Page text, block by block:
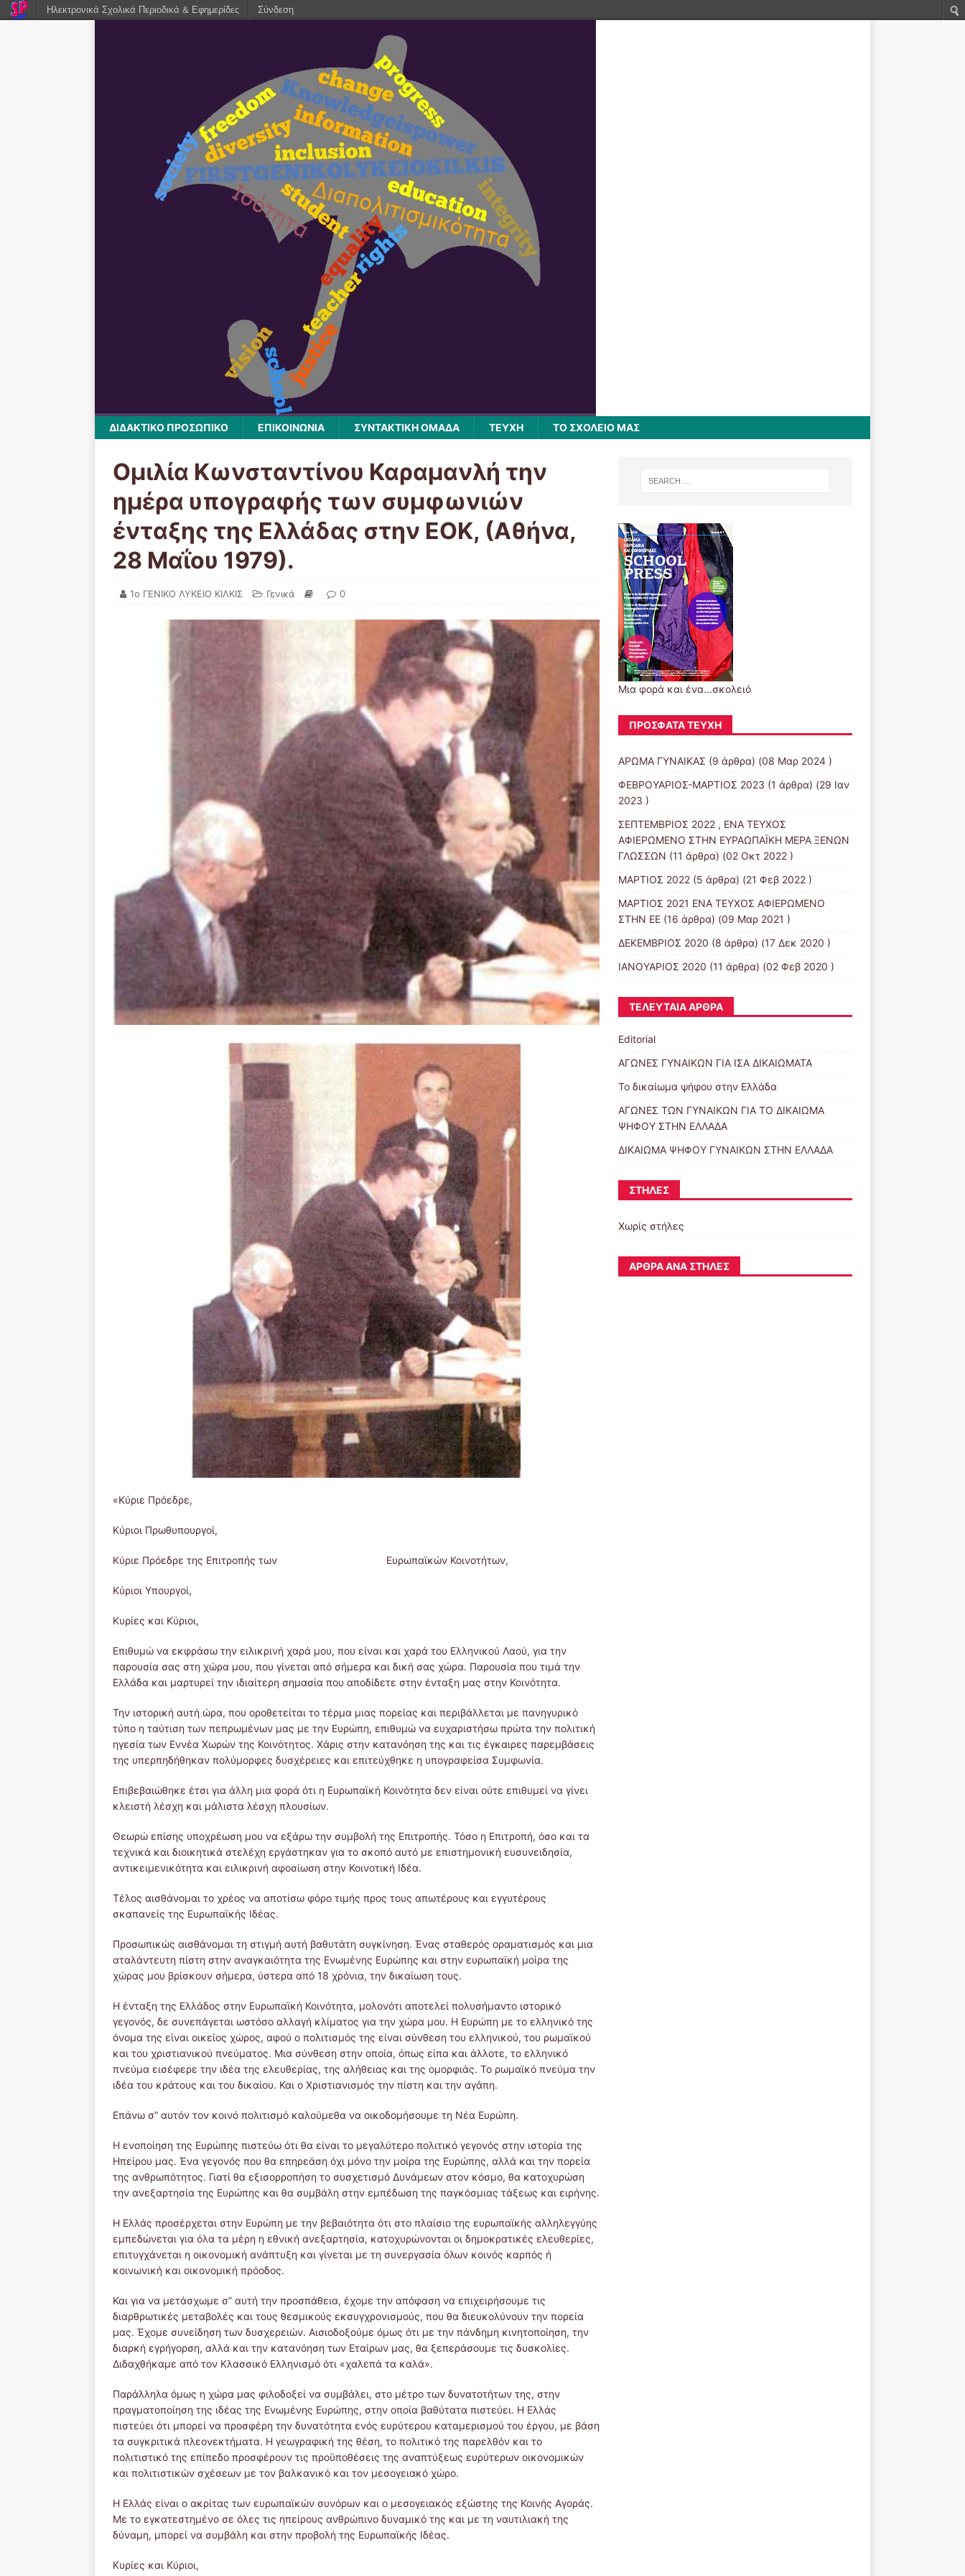
ΔΙΔΑΚΤΙΚΟ ΠΡΟΣΩΠΙΚΟ ΕΠΙΚΟΙΝΩΝΙΑ ΣΥΝΤΑΚΤΙΚΗ ΟΜΑΔΑ ΤΕΥΧΗ ΤΟ ΣΧΟΛΕΙΟ ΜΑΣ
Ομιλία Κωνσταντίνου Καραμανλή την
ημέρα υπογραφής των συμφωνιών
ένταξης της Ελλάδας στην ΕΟΚ, (Αθήνα,
28 Μαΐου 1979).
1ο ΓΕΝΙΚΟ ΛΥΚΕΙΟ ΚΙΛΚΙΣ Γενικά 0
«Κύριε Πρόεδρε,
Κύριοι Πρωθυπουργοί,
Κύριε Πρόεδρε της Επιτροπής των Ευρωπαϊκών Κοινοτήτων,
Κύριοι Υπουργοί,
Κυρίες και Κύριοι,
Επιθυμώ να εκφράσω την ειλικρινή χαρά μου, που είναι και χαρά του Ελληνικού Λαού, για την
παρουσία σας στη χώρα μου, που γίνεται από σήμερα και δική σας χώρα. Παρουσία που τιμά την
Ελλάδα και μαρτυρεί την ιδιαίτερη σημασία που αποδίδετε στην ένταξη μας στην Κοινότητα.
Την ιστορική αυτή ώρα, που οροθετείται το τέρμα μιας πορείας και περιβάλλεται με πανηγυρικό
τύπο η ταύτιση των πεπρωμένων μας με την Ευρώπη, επιθυμώ να ευχαριστήσω πρώτα την πολιτική
ηγεσία των Εννέα Χωρών της Κοινότητος. Χάρις στην κατανόηση της και τις έγκαιρες παρεμβάσεις
της υπερπηδήθηκαν πολύμορφες δυσχέρειες και επιτεύχθηκε η υπογραφείσα Συμφωνία.
Επιβεβαιώθηκε έτσι για άλλη μια φορά ότι η Ευρωπαϊκή Κοινότητα δεν είναι ούτε επιθυμεί να γίνει
κλειστή λέσχη και μάλιστα λέσχη πλουσίων.
Θεωρώ επίσης υποχρέωση μου να εξάρω την συμβολή της Επιτροπής. Τόσο η Επιτροπή, όσο και τα
τεχνικά και διοικητικά στελέχη εργάστηκαν για το σκοπό αυτό με επιστημονική ευσυνειδησία,
αντικειμενικότητα και ειλικρινή αφοσίωση στην Κοινοτική Ιδέα.
Τέλος αισθάνομαι το χρέος να αποτίσω φόρο τιμής προς τους απωτέρους και εγγυτέρους
σκαπανείς της Ευρωπαϊκής Ιδέας.
Προσωπικώς αισθάνομαι τη στιγμή αυτή βαθυτάτη συγκίνηση. Ένας σταθερός οραματισμός και μια
αταλάντευτη πίστη στην αναγκαιότητα της Ενωμένης Ευρώπης και στην ευρωπαϊκή μοίρα της
χώρας μου βρίσκουν σήμερα, ύστερα από 18 χρόνια, την δικαίωση τους.
Η ένταξη της Ελλάδος στην Ευρωπαϊκή Κοινότητα, μολονότι αποτελεί πολυσήμαντο ιστορικό
γεγονός, δε συνεπάγεται ωστόσο αλλαγή κλίματος για την χώρα μου. Η Ευρώπη με το ελληνικό της
όνομα της είναι οικείος χώρος, αφού ο πολιτισμός της είναι σύνθεση του ελληνικού, του ρωμαϊκού
και του χριστιανικού πνεύματος. Μια σύνθεση στην οποία, όπως είπα και άλλοτε, το ελληνικό
πνεύμα εισέφερε την ιδέα της ελευθερίας, της αλήθειας και της ομορφιάς. Το ρωμαϊκό πνεύμα την
ιδέα του κράτους και του δικαίου. Και ο Χριστιανισμός την πίστη και την αγάπη.
Επάνω σ” αυτόν τον κοινό πολιτισμό καλούμεθα να οικοδομήσουμε τη Νέα Ευρώπη.
Η ενοποίηση της Ευρώπης πιστεύω ότι θα είναι το μεγαλύτερο πολιτικό γεγονός στην ιστορία της
Ηπείρου μας. Ένα γεγονός που θα επηρεάση όχι μόνο την μοίρα της Ευρώπης, αλλά και την πορεία
της ανθρωπότητος. Γιατί θα εξισορροπήση το συσχετισμό Δυνάμεων στον κόσμο, θα κατοχυρώση
την ανεξαρτησία της Ευρώπης και θα συμβάλη στην εμπέδωση της παγκόσμιας τάξεως και ειρήνης.
Η Ελλάς προσέρχεται στην Ευρώπη με την βεβαιότητα ότι στο πλαίσιο της ευρωπαϊκής αλληλεγγύης
εμπεδώνεται για όλα τα μέρη η εθνική ανεξαρτησία, κατοχυρώνονται οι δημο­κρατικές ελευθερίες,
επιτυγχάνεται η οικονομική ανάπτυξη και γίνεται με τη συνεργασία όλων κοινός καρπός ή
κοινωνική και οικονομική πρόοδος.
Και για να μετάσχωμε σ” αυτή την προσπάθεια, έχομε την απόφαση να επιχειρήσουμε τις
διαρθρωτικές μεταβολές και τους θεσμικούς εκσυγχρονισμούς, που θα διευκολύνουν την πορεία
μας. Έχομε συνείδηση των δυσχερειών. Αισιοδοξούμε όμως ότι με την πάνδημη κινητοποίηση, την
διαρκή εγρήγορση, αλλά και την κατανόηση των Εταίρων μας, θα ξεπεράσουμε τις δυσκολίες.
Διδαχθήκαμε από τον Κλασσικό Ελληνισμό ότι «χαλεπά τα καλά».
Παράλληλα όμως η χώρα μας φιλοδοξεί να συμβάλει, στο μέτρο των δυνατοτήτων της, στην
πραγματοποίηση της ιδέας της Ενωμένης Ευρώπης, στην οποία βαθύτατα πιστεύει. Η Ελλάς
πιστεύει ότι μπορεί να προσφέρη την δυνατότητα ενός ευρύτερου καταμερισμού του έργου, με βάση
τα συγκριτικά πλεονεκτήματα. Η γεωγραφική της θέση, το πολιτικό της παρελθόν και το
πολιτιστικό της επίπεδο προσφέρουν τις προϋποθέσεις της αναπτύξεως ευρύτερων οικονομικών
και πολιτιστικών σχέσεων με τον βαλκανικό και τον μεσογειακό χώρο.
Η Ελλάς είναι ο ακρίτας των ευρωπαϊκών συνόρων και ο μεσογειακός εξώστης της Κοινής Αγοράς.
Με το εγκατεστημένο σε όλες τις ηπείρους ανθρώπινο δυναμικό της και με τη ναυτιλιακή της
δύναμη, μπορεί να συμβάλη και στην προβολή της Ευρωπαϊκής Ιδέας.
Κυρίες και Κύριοι,
Μια φορά και ένα...σκολειό
ΠΡΌΣΦΑΤΑ ΤΕΎΧΗ
ΑΡΩΜΑ ΓΥΝΑΙΚΑΣ (9 άρθρα) (08 Μαρ 2024 )
ΦΕΒΡΟΥΑΡΙΟΣ-ΜΑΡΤΙΟΣ 2023 (1 άρθρα) (29 Ιαν
2023 )
ΣΕΠΤΕΜΒΡΙΟΣ 2022 , ΕΝΑ ΤΕΥΧΟΣ
ΑΦΙΕΡΩΜΕΝΟ ΣΤΗΝ ΕΥΡΑΩΠΑΪΚΗ ΜΕΡΑ ΞΕΝΩΝ
ΓΛΩΣΣΩΝ (11 άρθρα) (02 Οκτ 2022 )
ΜΑΡΤΙΟΣ 2022(5 άρθρα) (21 Φεβ 2022 )
ΜΑΡΤΙΟΣ 2021 ΕΝΑ ΤΕΥΧΟΣ ΑΦΙΕΡΩΜΕΝΟ
ΣΤΗΝ ΕΕ(16 άρθρα) (09 Μαρ 2021 )
ΔΕΚΕΜΒΡΙΟΣ 2020 (8 άρθρα) (17 Δεκ 2020 )
ΙΑΝΟΥΑΡΙΟΣ 2020 (11 άρθρα) (02 Φεβ 2020 )
ΤΕΛΕΥΤΑΊΑ ΆΡΘΡΑ
Editorial
ΑΓΩΝΕΣ ΓΥΝΑΙΚΩΝ ΓΙΑ ΙΣΑ ΔΙΚΑΙΩΜΑΤΑ
Το δικαίωμα ψήφου στην Ελλάδα
ΑΓΩΝΕΣ ΤΩΝ ΓΥΝΑΙΚΩΝ ΓΙΑ ΤΟ ΔΙΚΑΙΩΜΑ
ΨΗΦΟΥ ΣΤΗΝ ΕΛΛΑΔΑ
ΔΙΚΑΙΩΜΑ ΨΗΦΟΥ ΓΥΝΑΙΚΩΝ ΣΤΗΝ ΕΛΛΑΔΑ
ΣΤΉΛΕΣ
Χωρίς στήλες
ΆΡΘΡΑ ΑΝΆ ΣΤΉΛΕΣ
Ηλεκτρονικά Σχολικά Περιοδικά & Εφημερίδες Σύνδεση